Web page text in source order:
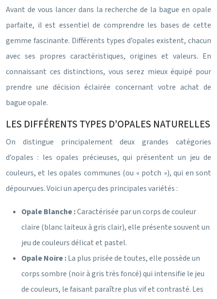
Avant de vous lancer dans la recherche de la bague en opale
parfaite, il est essentiel de comprendre les bases de cette
gemme fascinante. Différents types d’opales existent, chacun
avec ses propres caractéristiques, origines et valeurs. En
connaissant ces distinctions, vous serez mieux équipé pour
prendre une décision éclairée concernant votre achat de
bague opale.
LES DIFFÉRENTS TYPES D’OPALES NATURELLES
On distingue principalement deux grandes catégories
d’opales : les opales précieuses, qui présentent un jeu de
couleurs, et les opales communes (ou « potch »), qui en sont
dépourvues. Voici un aperçu des principales variétés :
Opale Blanche :Caractérisée par un corps de couleur
claire (blanc laiteux à gris clair), elle présente souvent un
jeu de couleurs délicat et pastel.
Opale Noire :La plus prisée de toutes, elle possède un
corps sombre (noir à gris très foncé) qui intensifie le jeu
de couleurs, le faisant paraître plus vif et contrasté. Les